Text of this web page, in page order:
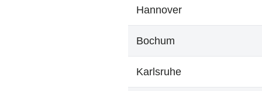
Hannover
Bochum
Karlsruhe